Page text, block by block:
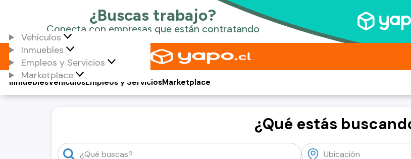
Vehículos
Inmuebles
Empleos y Servicios
Marketplace
Vehículos
Inmuebles Empleos y ServiciosMarketplace
¿Qué estás